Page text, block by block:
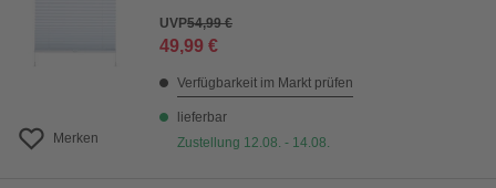
Merken
UVP54,99 €
49,99 €
Verfügbarkeit im Markt prüfen
lieferbar
Zustellung 12.08. - 14.08.